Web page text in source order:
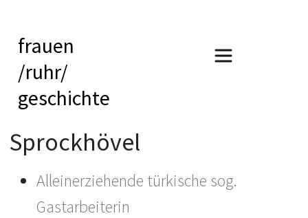
frauen
/ruhr/
geschichte
Sprockhövel
Alleinerziehende türkische sog.
Gastarbeiterin